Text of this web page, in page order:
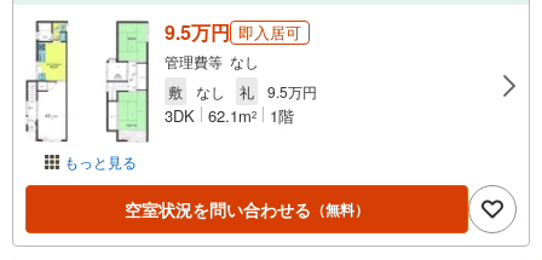
もっと見る
9.5万円 即入居可
管理費等 なし
敷
なし 礼 9.5万円
3DK 62.1m2 1階
空室状況を問い合わせる （無料）